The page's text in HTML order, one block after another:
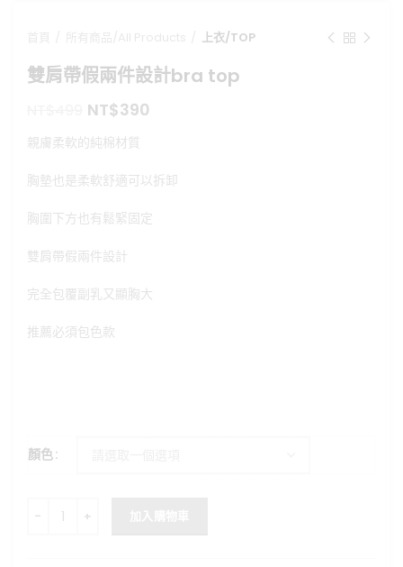
上衣/TOP
雙肩帶假兩件設計bra top
原
價
NT$499。
NT$390
NT$390。
親膚柔軟的純棉材質
胸墊也是柔軟舒適可以拆卸
胸圍下方也有鬆緊固定
雙肩帶假兩件設計
完全包覆副乳又顯胸大
推薦必須包色款
顏色
雙肩帶假兩件設計bra top 數量